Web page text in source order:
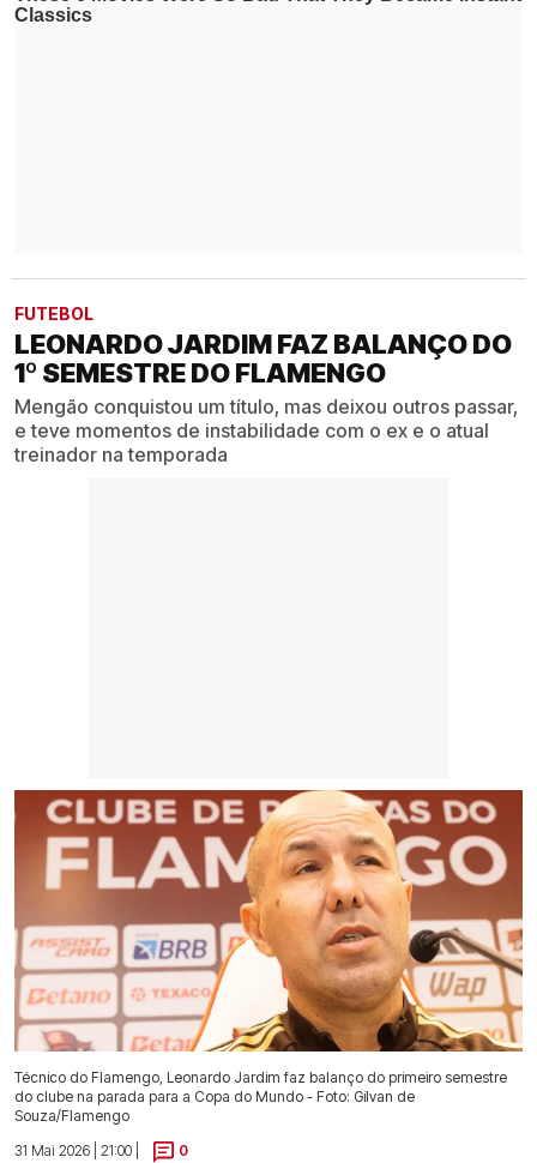
FUTEBOL
LEONARDO JARDIM FAZ BALANÇO DO
1º SEMESTRE DO FLAMENGO
Mengão conquistou um título, mas deixou outros passar,
e teve momentos de instabilidade com o ex e o atual
treinador na temporada
Técnico do Flamengo, Leonardo Jardim faz balanço do primeiro semestre
do clube na parada para a Copa do Mundo - Foto: Gilvan de
Souza/Flamengo
31 Mai 2026 | 21:00 |
0